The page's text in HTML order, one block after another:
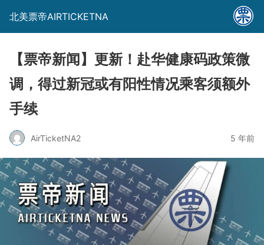
北美票帝AIRTICKETNA
【票帝新闻】更新！赴华健康码政策微
调，得过新冠或有阳性情况乘客须额外
手续
AirTicketNA2 5 年前